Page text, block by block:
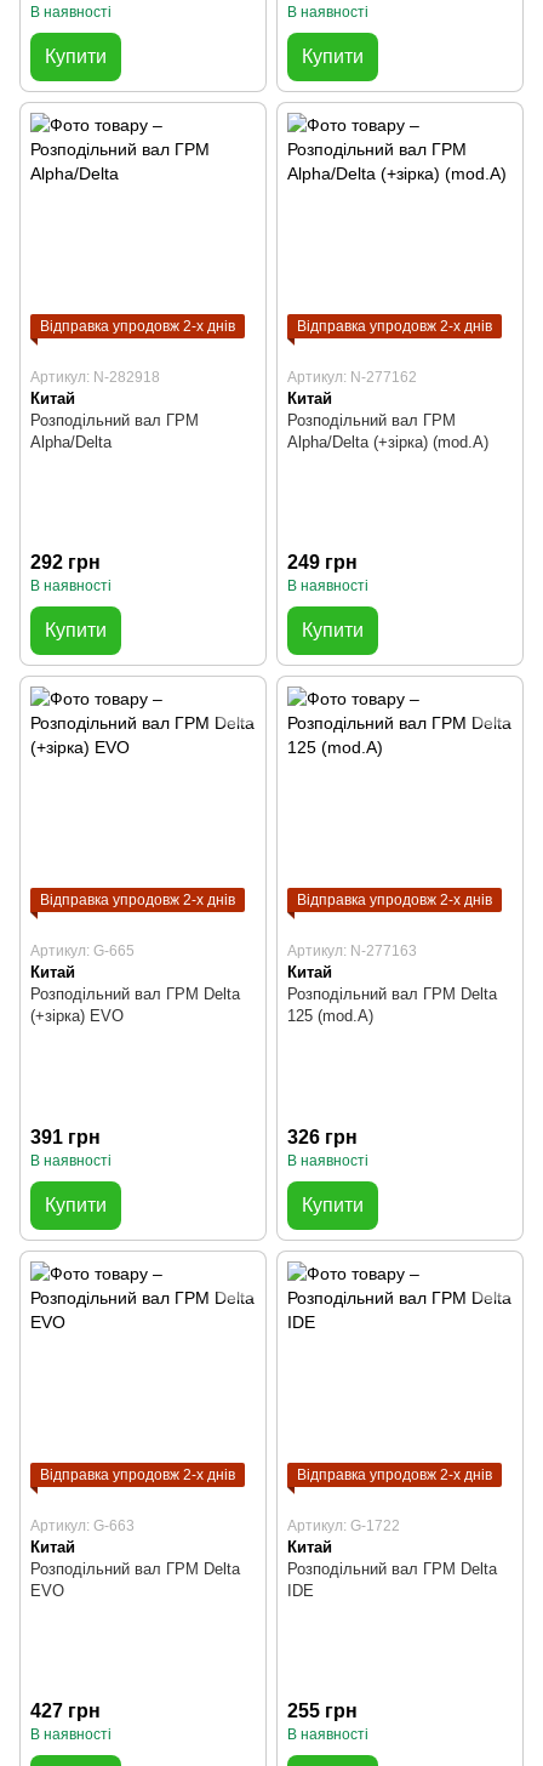
В наявності
Купити
В наявності
Купити
Відправка упродовж 2-х днів
Артикул: N-282918
Китай
Розподільний вал ГРМ
Alpha/Delta
292 грн
В наявності
Купити
Відправка упродовж 2-х днів
Артикул: N-277162
Китай
Розподільний вал ГРМ
Alpha/Delta (+зірка) (mod.A)
249 грн
В наявності
Купити
Відправка упродовж 2-х днів
Артикул: G-665
Китай
Розподільний вал ГРМ Delta
(+зірка) EVO
391 грн
В наявності
Купити
Відправка упродовж 2-х днів
Артикул: N-277163
Китай
Розподільний вал ГРМ Delta
125 (mod.A)
326 грн
В наявності
Купити
Відправка упродовж 2-х днів
Артикул: G-663
Китай
Розподільний вал ГРМ Delta
EVO
427 грн
В наявності
Відправка упродовж 2-х днів
Артикул: G-1722
Китай
Розподільний вал ГРМ Delta
IDE
255 грн
В наявності